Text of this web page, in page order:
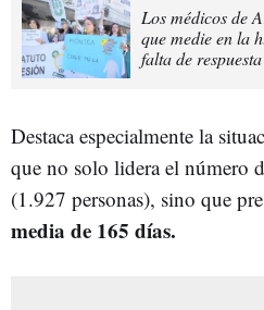
Los médicos de
que medie en la
falta de
Destaca especialmente la
que no solo lidera el número
(1.927 personas), sino que
media de 165 días.